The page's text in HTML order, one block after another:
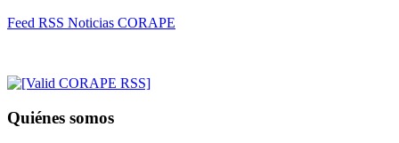
Feed RSS Noticias CORAPE
Quiénes somos